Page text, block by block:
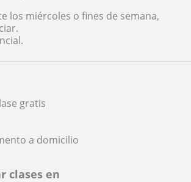
gratis
a domicilio
clases en
los miércoles o fines de semana,